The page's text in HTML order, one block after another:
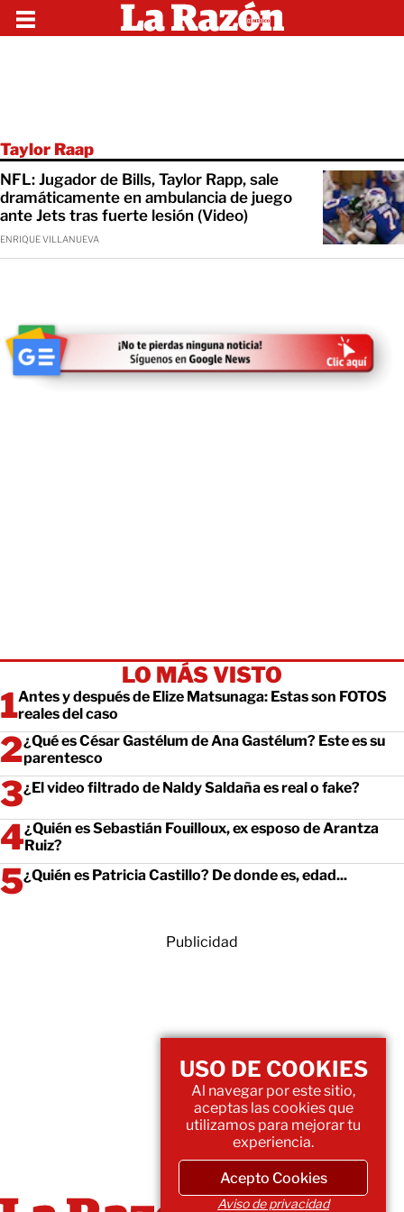
Taylor Raap
NFL: Jugador de Bills, Taylor Rapp, sale
dramáticamente en ambulancia de juego
ante Jets tras fuerte lesión (Video)
ENRIQUE VILLANUEVA
LO MÁS VISTO
Antes y después de Elize Matsunaga: Estas son FOTOS
reales del caso
¿Qué es César Gastélum de Ana Gastélum? Este es su
parentesco
¿El video filtrado de Naldy Saldaña es real o fake?
¿Quién es Sebastián Fouilloux, ex esposo de Arantza
Ruiz?
¿Quién es Patricia Castillo? De donde es, edad...
Publicidad
USO DE COOKIES
Al navegar por este sitio,
aceptas las cookies que
utilizamos para mejorar tu
experiencia.
Acepto Cookies
Aviso de privacidad